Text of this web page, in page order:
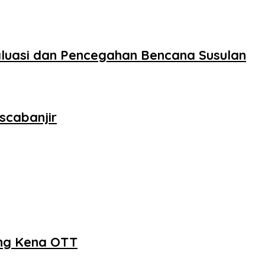
dan Pencegahan Bencana Susulan
Kena OTT